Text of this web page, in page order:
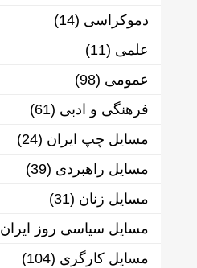
دموکراسی (14)
علمی (11)
عمومی (98)
فرهنگی و ادبی (61)
مسایل چپ ایران (24)
مسایل راهبردی (39)
مسایل زنان (31)
مسایل سیاسی روز ایران
مسایل کارگری (104)